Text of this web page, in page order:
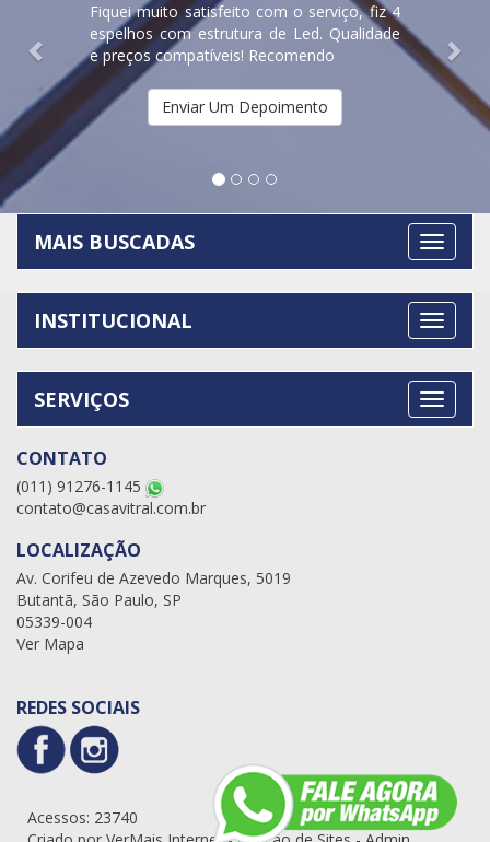
Fiquei muito satisfeito com o serviço, fiz 4
espelhos com estrutura de Led. Qualidade
e preços compatíveis! Recomendo
Enviar Um Depoimento
MAIS BUSCADAS
INSTITUCIONAL
SERVIÇOS
CONTATO
(011) 91276-1145
contato@casavitral.com.br
LOCALIZAÇÃO
Av. Corifeu de Azevedo Marques, 5019
Butantã, São Paulo, SP
05339-004
Ver Mapa
REDES SOCIAIS
Acessos: 23740